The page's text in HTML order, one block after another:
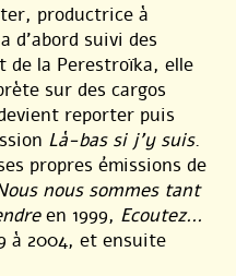
productrice à
d’abord suivi des
de la Perestroïka, elle
sur des cargos
reporter puis
Là-bas si j’y suis.
propres émissions de
nous sommes tant
en 1999, Ecoutez...
à 2004, et ensuite